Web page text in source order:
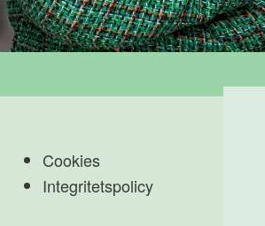
Cookies
Integritetspolicy